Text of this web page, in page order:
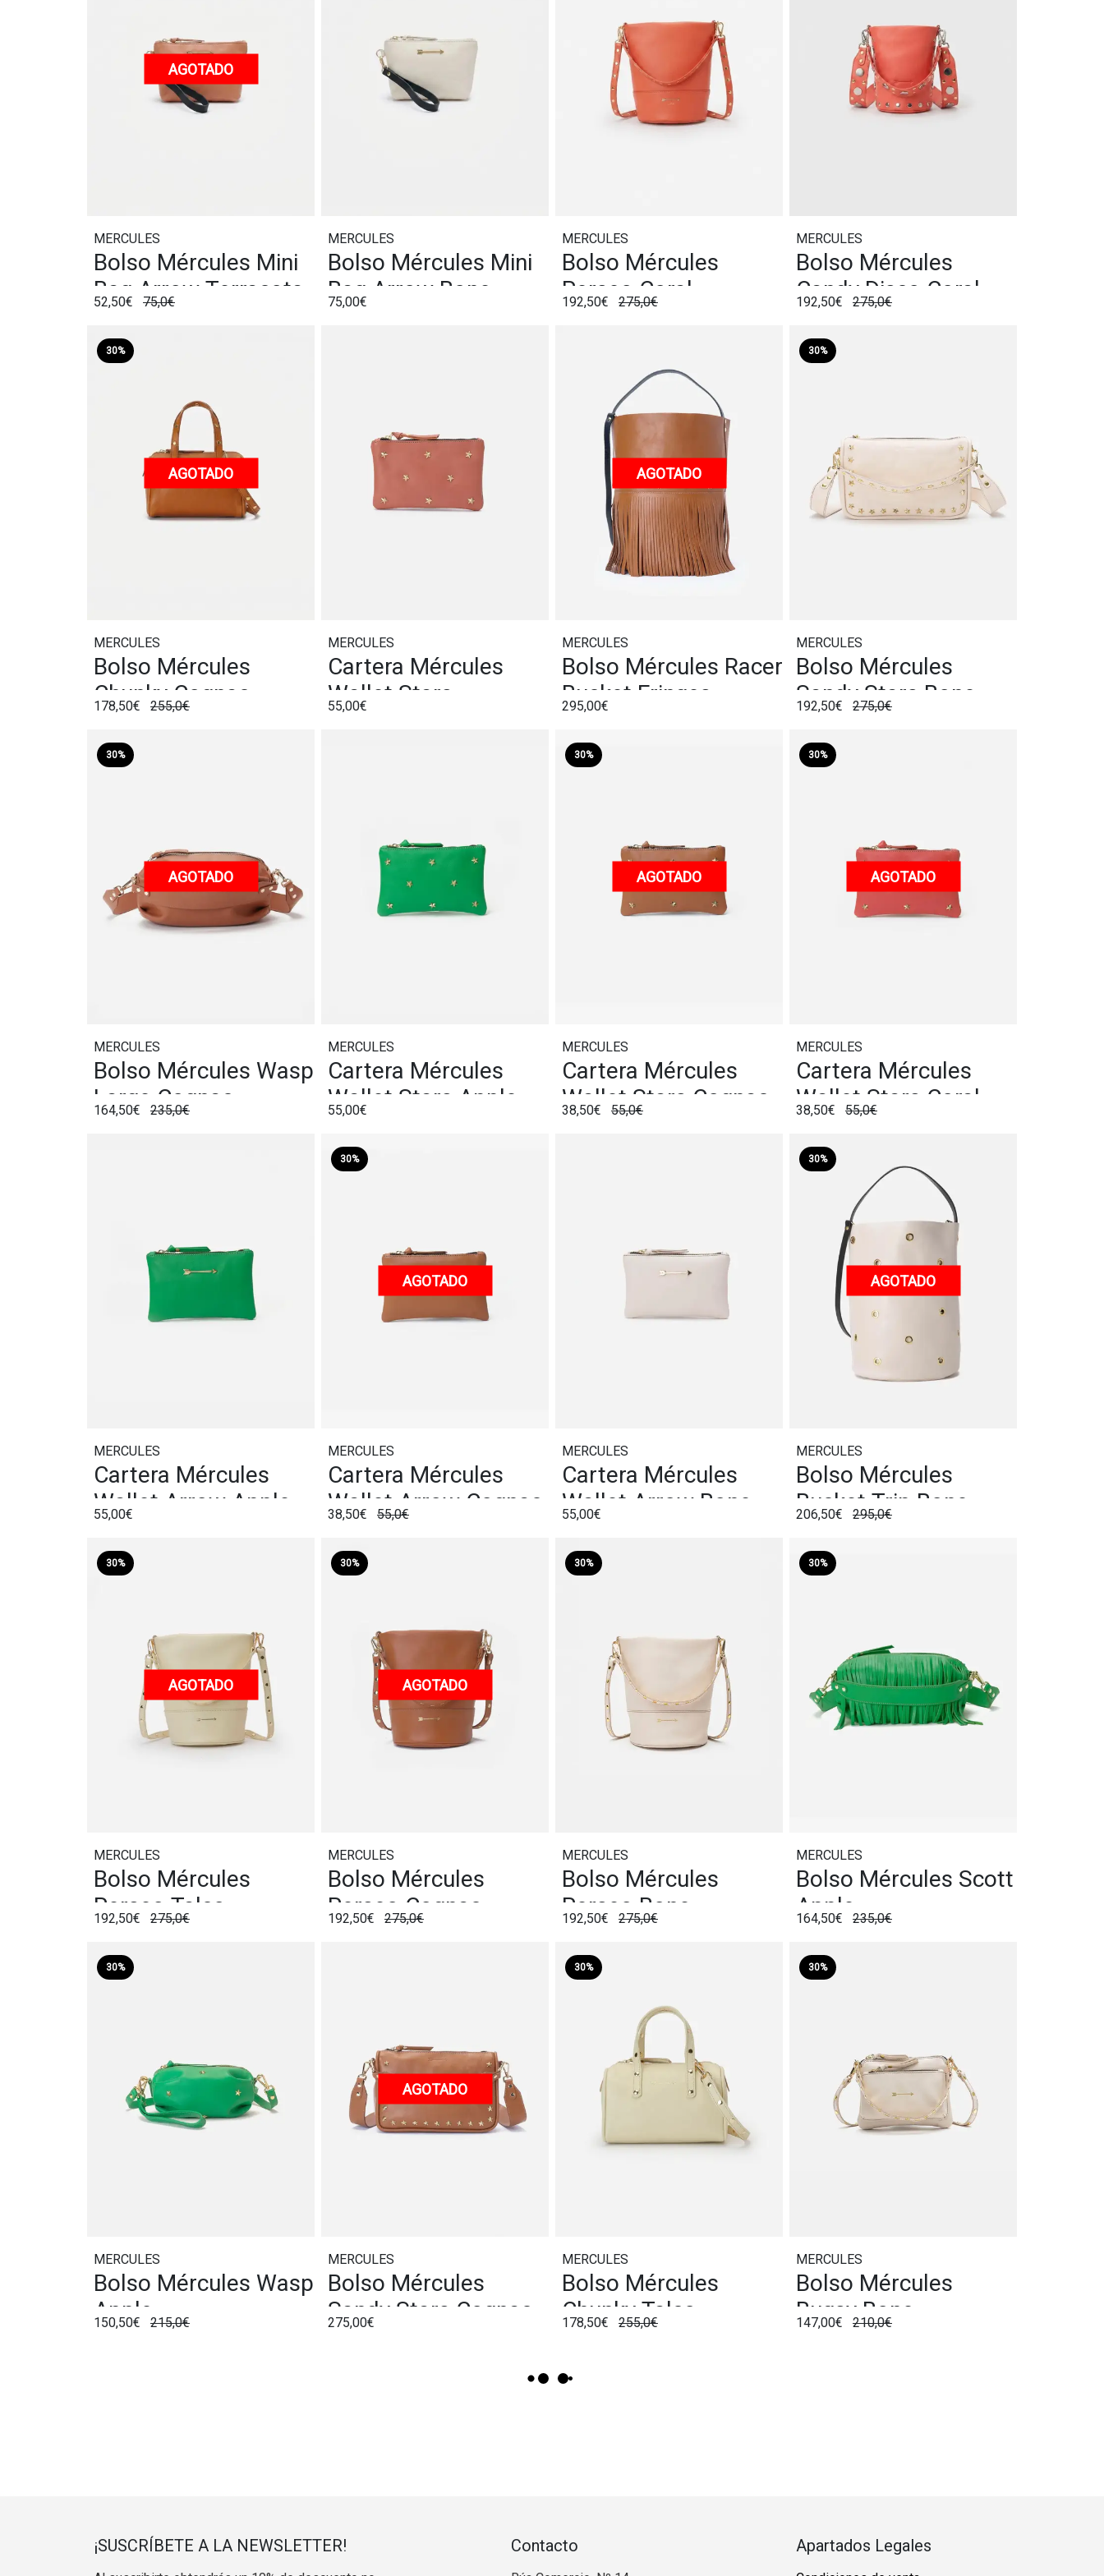
AGOTADO
MERCULES
Bolso Mércules Mini
Bag Arrow Terracota
52,50€ 75,0€
MERCULES
Bolso Mércules Mini
Bag Arrow Bone
75,00€
MERCULES
Bolso Mércules
Perseo Coral
192,50€ 275,0€
MERCULES
Bolso Mércules
Candy Disco Coral
192,50€ 275,0€
30%
AGOTADO
MERCULES
Bolso Mércules
Chunky Cognac
178,50€ 255,0€
MERCULES
Cartera Mércules
Wallet Stars
Terracota
55,00€
AGOTADO
MERCULES
Bolso Mércules Racer
Bucket Fringes
Cognac
295,00€
30%
MERCULES
Bolso Mércules
Sandy Stars Bone
192,50€ 275,0€
30%
AGOTADO
MERCULES
Bolso Mércules Wasp
Large Cognac
164,50€ 235,0€
MERCULES
Cartera Mércules
Wallet Stars Apple
55,00€
30%
AGOTADO
MERCULES
Cartera Mércules
Wallet Stars Cognac
38,50€ 55,0€
30%
AGOTADO
MERCULES
Cartera Mércules
Wallet Stars Coral
38,50€ 55,0€
MERCULES
Cartera Mércules
Wallet Arrow Apple
55,00€
30%
AGOTADO
MERCULES
Cartera Mércules
Wallet Arrow Cognac
38,50€ 55,0€
MERCULES
Cartera Mércules
Wallet Arrow Bone
55,00€
30%
AGOTADO
MERCULES
Bolso Mércules
Bucket Trip Bone
206,50€ 295,0€
30%
AGOTADO
MERCULES
Bolso Mércules
Perseo Talco
192,50€ 275,0€
30%
AGOTADO
MERCULES
Bolso Mércules
Perseo Cognac
192,50€ 275,0€
30%
MERCULES
Bolso Mércules
Perseo Bone
192,50€ 275,0€
30%
MERCULES
Bolso Mércules Scott
Apple
164,50€ 235,0€
30%
MERCULES
Bolso Mércules Wasp
Apple
150,50€ 215,0€
AGOTADO
MERCULES
Bolso Mércules
Sandy Stars Cognac
275,00€
30%
MERCULES
Bolso Mércules
Chunky Talco
178,50€ 255,0€
30%
MERCULES
Bolso Mércules
Bugsy Bone
147,00€ 210,0€
¡SUSCRÍBETE A LA NEWSLETTER! Contacto Apartados Legales